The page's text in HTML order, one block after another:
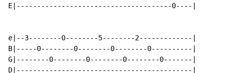
E|--------------------------------------0----|
e|--3--------0--------5--------2-------------|
B|-----0--------0--------0--------0----------|
G|--------0--------0--------0--------0-------|
D|-------------------------------------------|